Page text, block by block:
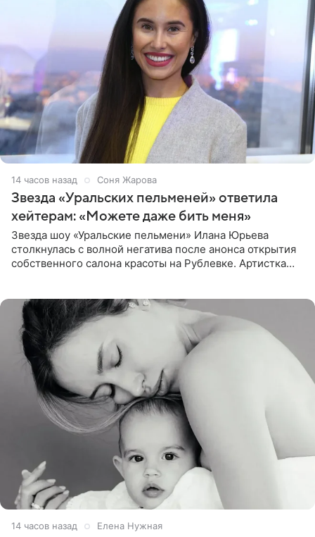
14 часов назад Соня Жарова
Звезда «Уральских пельменей» ответила
хейтерам: «Можете даже бить меня»
Звезда шоу «Уральские пельмени» Илана Юрьева
столкнулась с волной негатива после анонса открытия
собственного салона красоты на Рублевке. Артистка
14 часов назад Елена Нужная